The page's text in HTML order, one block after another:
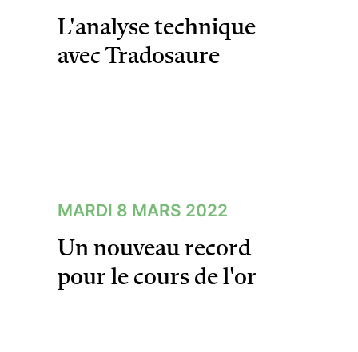
L'analyse technique
avec Tradosaure
MARDI 8 MARS 2022
Un nouveau record
pour le cours de l'or